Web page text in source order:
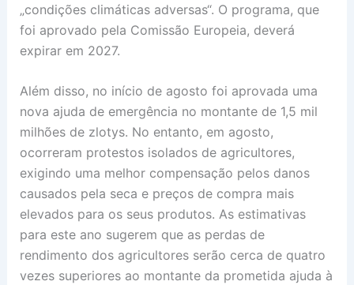
„condições climáticas adversas“. O programa, que
foi aprovado pela Comissão Europeia, deverá
expirar em 2027.
Além disso, no início de agosto foi aprovada uma
nova ajuda de emergência no montante de 1,5 mil
milhões de zlotys. No entanto, em agosto,
ocorreram protestos isolados de agricultores,
exigindo uma melhor compensação pelos danos
causados pela seca e preços de compra mais
elevados para os seus produtos. As estimativas
para este ano sugerem que as perdas de
rendimento dos agricultores serão cerca de quatro
vezes superiores ao montante da prometida ajuda à